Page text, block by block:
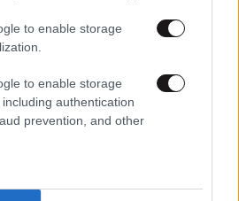
to enable storage
to enable storage
authentication
prevention, and other
Αυτές οι τροφές,
αλλά καλό είναι να τις
σας